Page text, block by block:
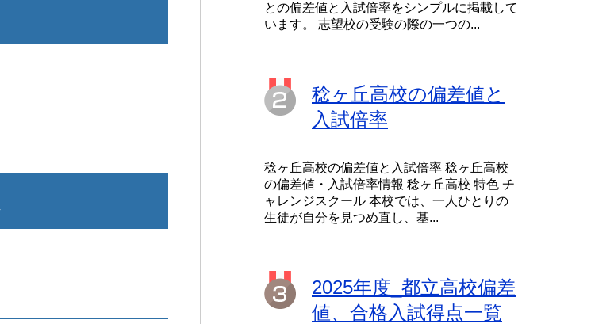
との偏差値と入試倍率をシンプルに掲載して
います。 志望校の受験の際の一つの...
稔ヶ丘高校の偏差値と
入試倍率
稔ヶ丘高校の偏差値と入試倍率 稔ヶ丘高校
の偏差値・入試倍率情報 稔ヶ丘高校 特色 チ
ャレンジスクール 本校では、一人ひとりの
生徒が自分を見つめ直し、基...
2025年度_都立高校偏差
値、合格入試得点一覧